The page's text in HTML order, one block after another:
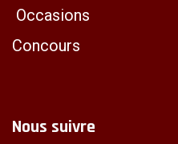
Occasions
Concours
Nous suivre